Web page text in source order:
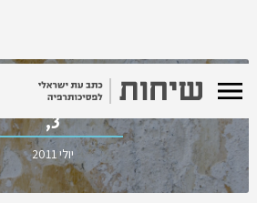
כרך כ"ה, חוברת
3,
יולי 2011